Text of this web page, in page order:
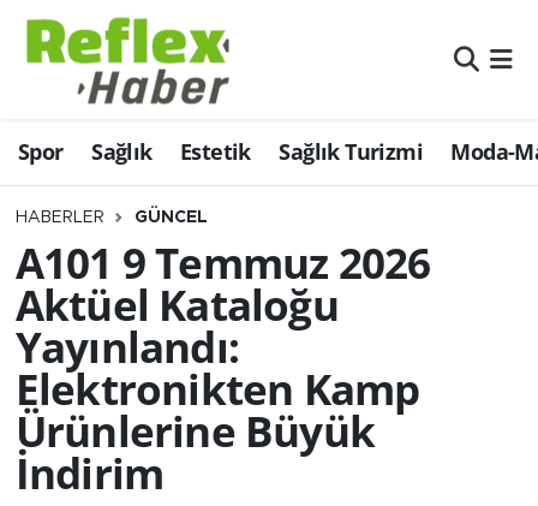
Spor Sağlık Estetik Sağlık Turizmi Moda-
HABERLER GÜNCEL
A101 9 Temmuz 2026
Aktüel Kataloğu
Yayınlandı:
Elektronikten Kamp
Ürünlerine Büyük
İndirim
Eğitim
Estetik
Firmalardan
Güncel
İş ve Ekonomi
Moda-Magazin-Eğlence
Sağlık
Nöbetçi Eczaneler
Hava Durumu
Namaz Vakitleri
Trafik Durumu
Şampiyonlar Ligi Puan Durumu ve Fikstür
Tüm Manşetler
Son Dakika Haberleri